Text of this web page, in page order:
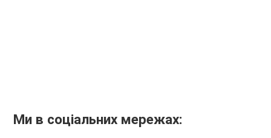
Ми в соціальних мережах: